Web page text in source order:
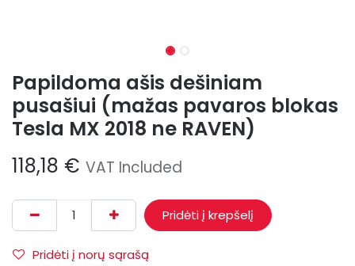
Papildoma ašis dešiniam
pusašiui (mažas pavaros blokas
Tesla MX 2018 ne RAVEN)
118,18 € VAT Included
Pridėti į krepšelį
Pridėti į norų sąrašą